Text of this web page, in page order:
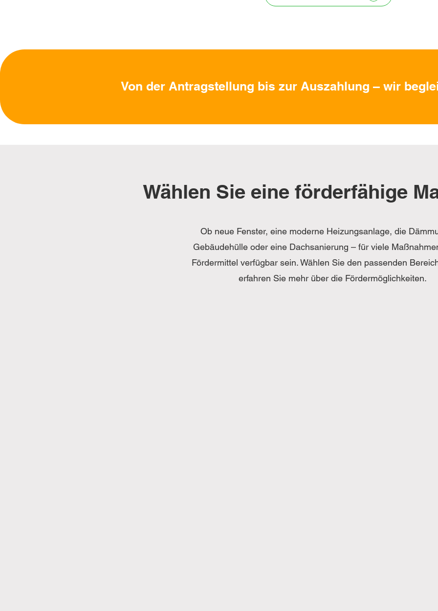
Von der Antragstellung bis zur Auszahlung – wir
Wählen Sie eine förderfähige
Ob neue Fenster, eine moderne Heizungsanlage, die
Gebäudehülle oder eine Dachsanierung – für viele
Fördermittel verfügbar sein. Wählen Sie den passenden
erfahren Sie mehr über die Fördermöglichkeiten.